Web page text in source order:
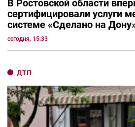
В Ростовской области
сертифицировали услуги
системе «Сделано на
сегодня, 15:33
ДТП